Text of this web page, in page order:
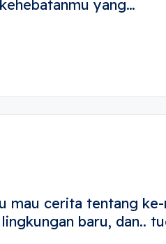
yang…
mau cerita tentang
baru, dan..